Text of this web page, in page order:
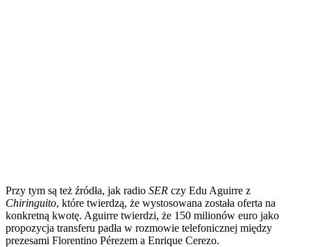
Przy tym są też źródła, jak radio SER czy Edu Aguirre z
Chiringuito, które twierdzą, że wystosowana została oferta na
konkretną kwotę. Aguirre twierdzi, że 150 milionów euro jako
propozycja transferu padła w rozmowie telefonicznej między
prezesami Florentino Pérezem a Enrique Cerezo.